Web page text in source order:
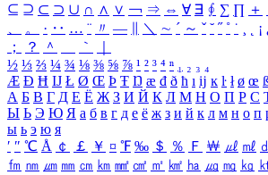
⊆ ⊇ ⊂ ⊃ ∪ ∩ ∧ ∨ ￢ ⇒ ⇔ ∀ ∃ ∮ ∑ ∏ ＋
、
。 · ‥ … ¨ 〃 ― ＼ ∼ ´ ～ ˇ ˘ ˝ ˚ ˙ ¸ ¡
；
？ ＾ ｀
½ ⅓ ⅔ ¼ ¾ ⅛ ⅜ ⅝ ⅞ ¹ ² ³ ⁴ ⁿ ₁ ₂ ₃ ₄
Æ Ð Ħ Ĳ Ł Ø Œ Þ Ŧ Ŋ æ đ ð ħ ı ĳ ĸ ŀ ł ø œ
А Б В Г Д Е Ё Ж З И Й К Л М Н О П Р С
Ы Ь Э Ю Я а б в г д е ё ж з и й к л м н о п
ы ь э ю я
′ ″ ℃ Å ￠ ￡ ￥ ¤ ℉ ‰ ＄ ％ Ｆ ￦ ㎕ ㎖
㎙ ㎚ ㎛ ㎜ ㎝ ㎞ ㎟ ㎠ ㎡ ㎢ ㏊ ㎍ ㎎ ㎏